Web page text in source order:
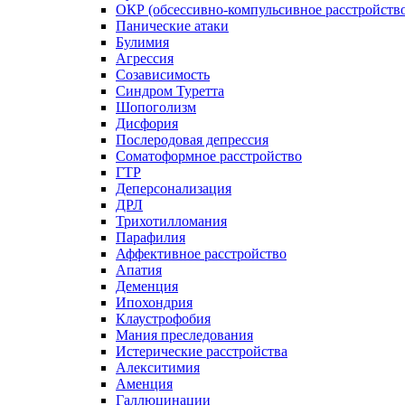
ОКР (обсессивно-компульсивное
Панические атаки
Булимия
Агрессия
Созависимость
Синдром Туретта
Шопоголизм
Дисфория
Послеродовая депрессия
Соматоформное расстройство
ГТР
Деперсонализация
ДРЛ
Трихотилломания
Парафилия
Аффективное расстройство
Апатия
Деменция
Ипохондрия
Клаустрофобия
Мания преследования
Истерические расстройства
Алекситимия
Аменция
Галлюцинации